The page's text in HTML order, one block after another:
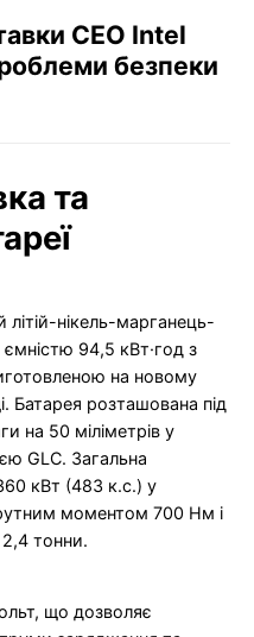
CEO Intel
безпеки
та
нікель-марганець-
94,5 кВт·год з
на новому
Батарея розташована під
на 50 міліметрів у
GLC. Загальна
кВт (483 к.с.) у
моментом 700 Нм і
тонни.
що дозволяє